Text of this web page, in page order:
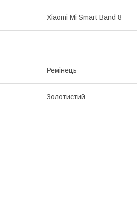
Xiaomi Mi Smart Band 8
Ремінець
Золотистий